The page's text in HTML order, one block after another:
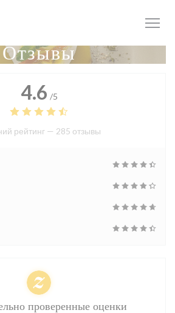
Отзывы
4.6 /5
рейтинг — 285 отзывы
проверенные оценки